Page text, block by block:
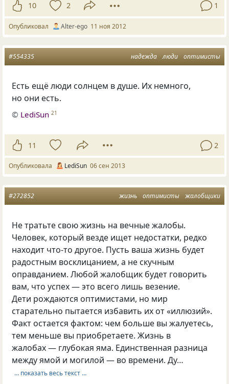
10 2 1
Опубликовал Alter-ego 11 ноя 2012
надежда люди оптимисты
#554335
Есть ещё люди солнцем в душе. Их немного,
но они есть.
© LediSun 21
11 2
Опубликовала LediSun 06 сен 2013
жизнь оптимисты жалобщики
#272852
Не тратьте свою жизнь на вечные жалобы.
Человек, который везде ищет недостатки, редко
находит что-то другое. Пусть ваша жизнь будет
радостным восклицанием, а не скучным
оправданием. Любой жалобщик будет говорить
вам, что успех — это всего лишь везение.
Дети рождаются оптимистами, но мир
старательно пытается избавить их от «иллюзий».
Факт остается фактом: чем больше вы жалуетесь,
тем меньше вы приобретаете. Жизнь в
жалобах — глубокая яма. Единственная разница
между ямой и могилой — во времени. Ду…
… показать весь текст …